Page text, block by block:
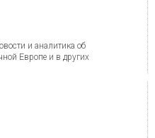
и аналитика об
Европе и в других